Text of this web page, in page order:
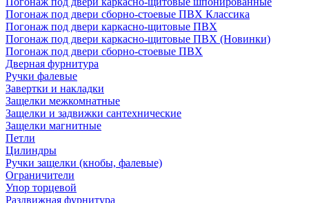
Погонаж под двери сборно-стоевые ПВХ Классика
Погонаж под двери каркасно-щитовые ПВХ
Погонаж под двери каркасно-щитовые ПВХ (Новинки)
Погонаж под двери сборно-стоевые ПВХ
Дверная фурнитура
Ручки фалевые
Завертки и накладки
Защелки межкомнатные
Защелки и задвижки сантехнические
Защелки магнитные
Петли
Цилиндры
Ручки защелки (кнобы, фалевые)
Ограничители
Упор торцевой
Раздвижная фурнитура